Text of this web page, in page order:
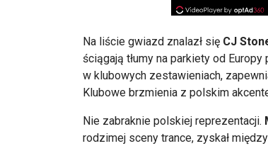
Na liście gwiazd znalazł się CJ
ściągają tłumy na parkiety od
w klubowych zestawieniach,
Klubowe brzmienia z polskim
Nie zabraknie polskiej reprezentacji.
rodzimej sceny trance, zyskał